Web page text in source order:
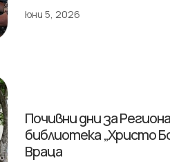
юни 5, 2026
Почивни дни за
библиотека „Христо
Враца